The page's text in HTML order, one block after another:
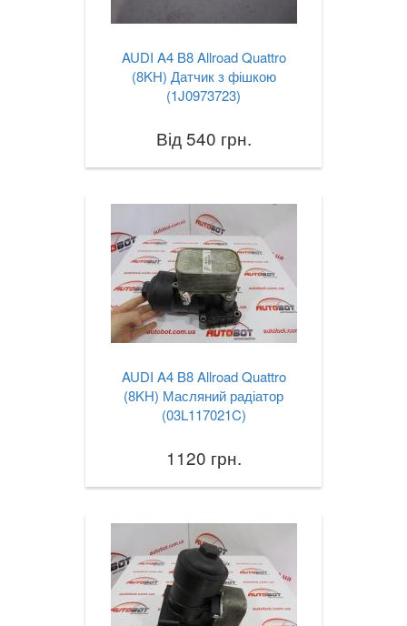
AUDI A4 B8 Allroad Quattro
(8KH) Датчик з фішкою
(1J0973723)
Від 540 грн.
AUDI A4 B8 Allroad Quattro
(8KH) Масляний радіатор
(03L117021C)
1120 грн.